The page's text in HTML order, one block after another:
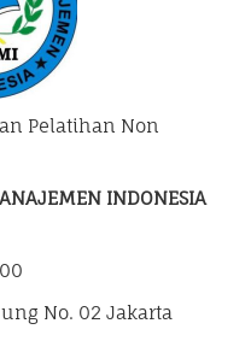
Pelatihan Non
INDONESIA
No. 02 Jakarta